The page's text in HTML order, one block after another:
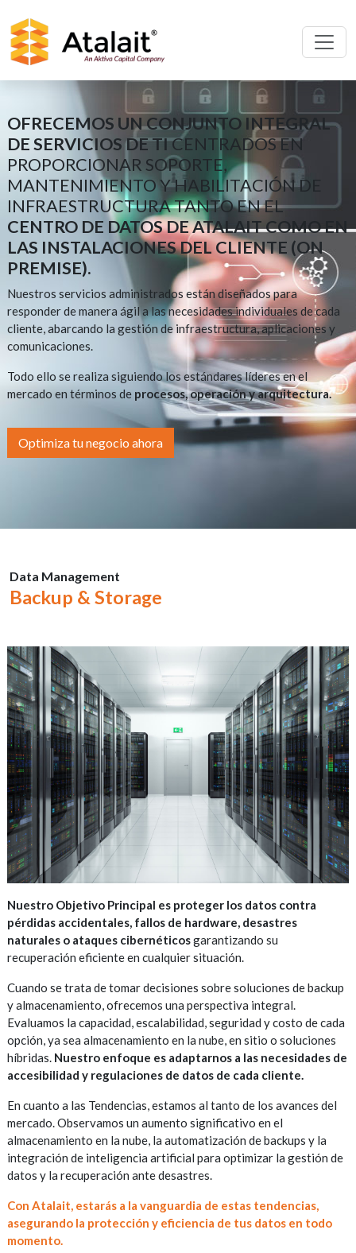
OFRECEMOS UN CONJUNTO INTEGRAL
DE SERVICIOS DE TICENTRADOS EN
PROPORCIONAR SOPORTE,
MANTENIMIENTO Y HABILITACIÓN DE
INFRAESTRUCTURA TANTO EN EL
CENTRO DE DATOS DE ATALAIT COMO EN
LAS INSTALACIONES DEL CLIENTE (ON
PREMISE).
Nuestros servicios administrados están diseñados para
responder de manera ágil a las necesidades individuales de cada
cliente, abarcando la gestión de infraestructura, aplicaciones y
comunicaciones.
Todo ello se realiza siguiendo los estándares líderes en el
mercado en términos de procesos, operación y arquitectura.
Optimiza tu negocio ahora
Data Management
Backup & Storage
Nuestro Objetivo Principal es proteger los datos contra
pérdidas accidentales, fallos de hardware, desastres
naturales o ataques cibernéticosgarantizando su
recuperación eficiente en cualquier situación.
Cuando se trata de tomar decisiones sobre soluciones de backup
y almacenamiento, ofrecemos una perspectiva integral.
Evaluamos la capacidad, escalabilidad, seguridad y costo de cada
opción, ya sea almacenamiento en la nube, en sitio o soluciones
híbridas. Nuestro enfoque es adaptarnos a las necesidades de
accesibilidad y regulaciones de datos de cada cliente.
En cuanto a las Tendencias, estamos al tanto de los avances del
mercado. Observamos un aumento significativo en el
almacenamiento en la nube, la automatización de backups y la
integración de inteligencia artificial para optimizar la gestión de
datos y la recuperación ante desastres.
Con Atalait, estarás a la vanguardia de estas tendencias,
asegurando la protección y eficiencia de tus datos en todo
momento.